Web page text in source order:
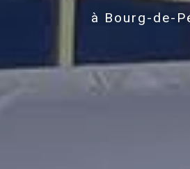
à Bourg-de-